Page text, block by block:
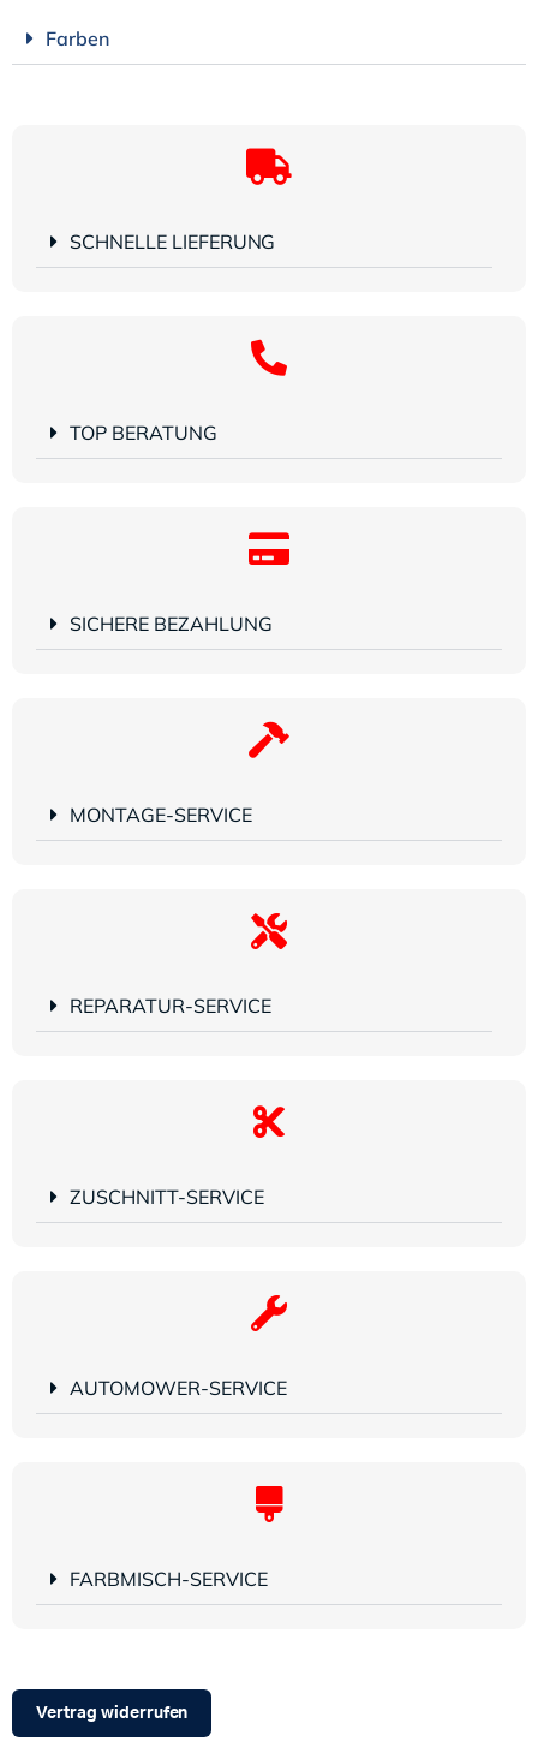
Farben
SCHNELLE LIEFERUNG
TOP BERATUNG
SICHERE BEZAHLUNG
MONTAGE-SERVICE
REPARATUR-SERVICE
ZUSCHNITT-SERVICE
AUTOMOWER-SERVICE
FARBMISCH-SERVICE
Vertrag widerrufen